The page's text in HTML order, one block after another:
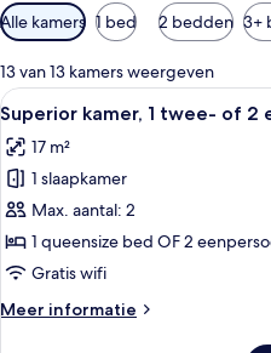
Beschikbare
filters
voor
kamers
Alle kamers 1 bed 2 bedden 3+
13 van 13 kamers weergeven
Alle
foto's
voor
Superior
kamer,
1
twee-
2
22
Superior kamer, 1 twee- of 2
17 m²
1 slaapkamer
Max. aantal: 2
1 queensize bed OF 2
Gratis wifi
Meer informatie
Meer